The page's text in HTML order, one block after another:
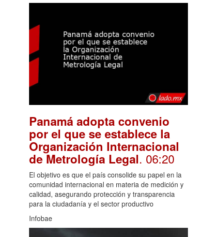
Panamá adopta convenio
por el que se establece la
Organización Internacional
de Metrología Legal. 06:20
El objetivo es que el país consolide su papel en la
comunidad internacional en materia de medición y
calidad, asegurando protección y transparencia
para la ciudadanía y el sector productivo
Infobae